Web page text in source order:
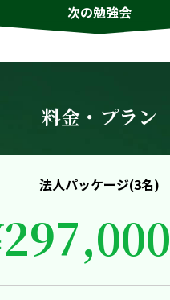
次の勉強会
料金・プラン
法人パッケージ(3名)